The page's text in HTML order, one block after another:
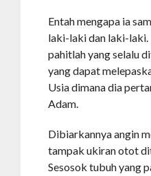
Entah mengapa ia
laki-laki dan laki-laki.
pahitlah yang selalu
yang dapat
Usia dimana dia
Adam.
Dibiarkannya angin
tampak ukiran otot
Sesosok tubuh yang